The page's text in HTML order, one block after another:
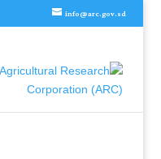
info@arc.gov.sd